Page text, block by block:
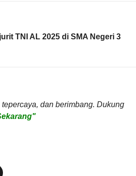
TNI AL 2025 di SMA Negeri 3
dan berimbang. Dukung